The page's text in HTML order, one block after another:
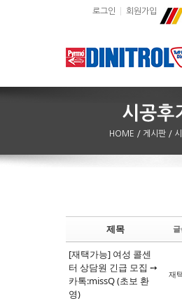
로그인 회원가입
HOME / 게시판 / 시
제목 글
[재택가능] 여성 콜센
터 상담원 긴급 모집 ➙
카톡:missQ (초보 환
영)
재